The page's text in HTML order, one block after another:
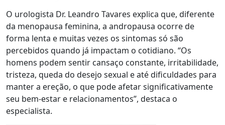
O urologista Dr. Leandro Tavares explica que, diferente
da menopausa feminina, a andropausa ocorre de
forma lenta e muitas vezes os sintomas só são
percebidos quando já impactam o cotidiano. “Os
homens podem sentir cansaço constante, irritabilidade,
tristeza, queda do desejo sexual e até dificuldades para
manter a ereção, o que pode afetar significativamente
seu bem-estar e relacionamentos”, destaca o
especialista.